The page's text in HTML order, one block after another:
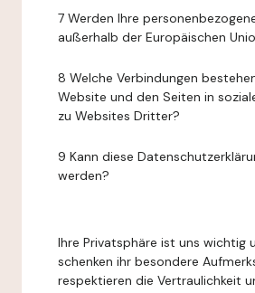
7 Werden Ihre
außerhalb der Europäischen
8 Welche Verbindungen
Website und den Seiten in
zu Websites Dritter?
9 Kann diese
werden?
Ihre Privatsphäre ist uns wichtig
schenken ihr besondere
respektieren die Vertraulichkeit